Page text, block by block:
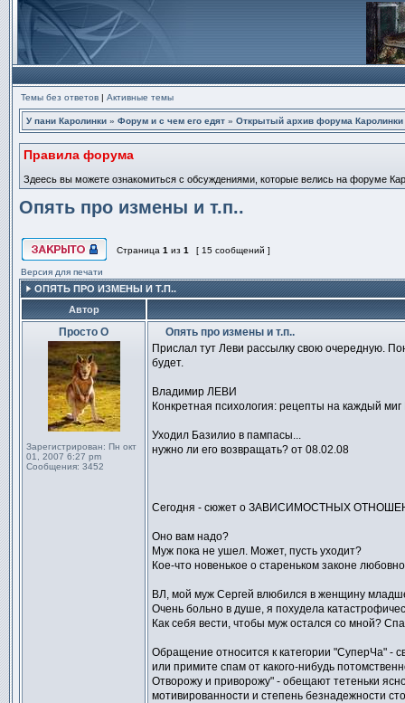
Темы без ответов | Активные темы
У пани Каролинки » Форум и с чем его едят » Открытый архив форума Каролинки
Правила форума
Здеесь вы можете ознакомиться с обсуждениями, которые велись на форуме
Опять про измены и т.п..
Страница 1 из 1 [ 15 сообщений ]
Версия для печати
ОПЯТЬ ПРО ИЗМЕНЫ И Т.П..
Автор
Просто О
Зарегистрирован: Пн окт
01, 2007 6:27 pm
Сообщения: 3452
Сообщение
Опять про измены и т.п..
Прислал тут Леви рассылку свою очередную.
будет.
Владимир ЛЕВИ
Конкретная психология: рецепты на каждый миг
Уходил Базилио в пампасы...
нужно ли его возвращать? от 08.02.08
Сегодня - сюжет о ЗАВИСИМОСТНЫХ
Оно вам надо?
Муж пока не ушел. Может, пусть уходит?
Кое-что новенькое о стареньком законе
ВЛ, мой муж Сергей влюбился в женщину
Очень больно в душе, я похудела
Как себя вести, чтобы муж остался со мной?
Обращение относится к категории "СуперЧа" -
или примите спам от какого-нибудь
Отворожу и приворожу" - обещают тетеньки
мотивированности и степень безнадежности